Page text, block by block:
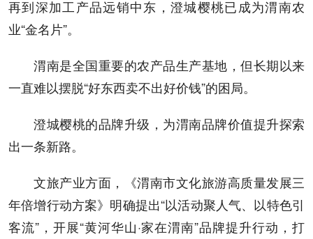
再到深加工产品远销中东，澄城樱桃已成为渭南农
业“金名片”。
渭南是全国重要的农产品生产基地，但长期以来
一直难以摆脱“好东西卖不出好价钱”的困局。
澄城樱桃的品牌升级，为渭南品牌价值提升探索
出一条新路。
文旅产业方面，《渭南市文化旅游高质量发展三
年倍增行动方案》明确提出“以活动聚人气、以特色引
客流”，开展“黄河华山·家在渭南”品牌提升行动，打